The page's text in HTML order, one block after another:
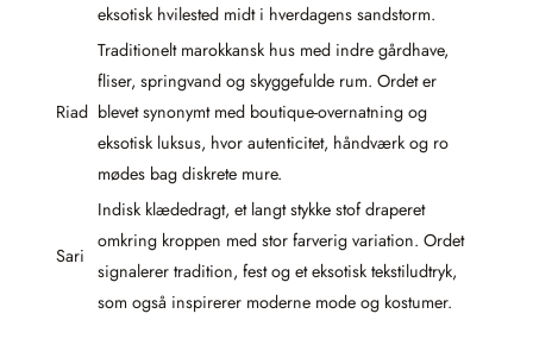
eksotisk hvilested midt i hverdagens sandstorm.
Riad
Traditionelt marokkansk hus med indre gårdhave,
fliser, springvand og skyggefulde rum. Ordet er
blevet synonymt med boutique-overnatning og
eksotisk luksus, hvor autenticitet, håndværk og ro
mødes bag diskrete mure.
Sari
Indisk klædedragt, et langt stykke stof draperet
omkring kroppen med stor farverig variation. Ordet
signalerer tradition, fest og et eksotisk tekstiludtryk,
som også inspirerer moderne mode og kostumer.